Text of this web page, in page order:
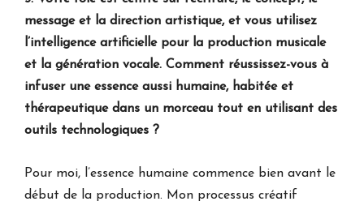
message et la direction artistique, et vous utilisez
l’intelligence artificielle pour la production musicale
et la génération vocale. Comment réussissez-vous à
infuser une essence aussi humaine, habitée et
thérapeutique dans un morceau tout en utilisant des
outils technologiques ?
Pour moi, l’essence humaine commence bien avant le
début de la production. Mon processus créatif